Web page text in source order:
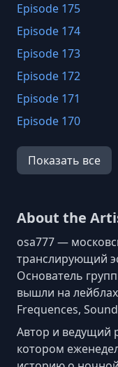
Episode 175
Episode 174
Episode 173
Episode 172
Episode 171
Episode 170
Episode 169
Episode 168
Episode 166
Episode 164
Episode 163
Episode 162
Episode 160
Показать все
About the
osa777 —
транслирующий
Основатель
вышли на
Frequences,
Автор и ведущий
котором